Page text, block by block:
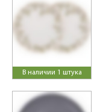
В наличии 1 штука